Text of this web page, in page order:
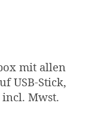
mit allen
USB-Stick,
Mwst.